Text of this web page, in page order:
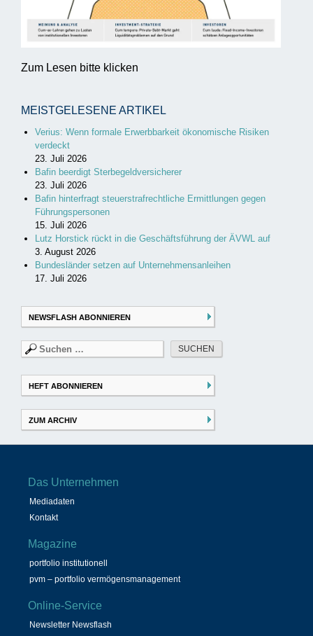
Zum Lesen bitte klicken
MEISTGELESENE ARTIKEL
Verius: Wenn formale Erwerbbarkeit ökonomische Risiken
verdeckt
23. Juli 2026
Bafin beerdigt Sterbegeldversicherer
23. Juli 2026
Bafin hinterfragt steuerstrafrechtliche Ermittlungen gegen
Führungspersonen
15. Juli 2026
Lutz Horstick rückt in die Geschäftsführung der ÄVWL auf
3. August 2026
Bundesländer setzen auf Unternehmensanleihen
17. Juli 2026
NEWSFLASH ABONNIEREN
Suchen
nach:
HEFT ABONNIEREN
ZUM ARCHIV
Das Unternehmen
Mediadaten
Kontakt
Magazine
portfolio institutionell
pvm – portfolio vermögensmanagement
Online-Service
Newsletter Newsflash